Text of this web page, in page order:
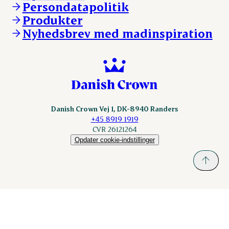
Fonden Dansk Gastronomi
KLS.se
nordicspoor.com
Scanhide.dk
Persondatapolitik
Produkter
Nyhedsbrev med madinspiration
Danish Crown Vej 1, DK-8940 Randers
+45 8919 1919
CVR 26121264
Opdater cookie-indstillinger